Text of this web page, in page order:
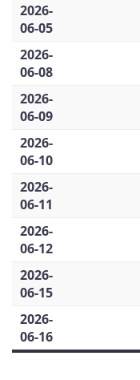
2026-
06-05
2026-
06-08
2026-
06-09
2026-
06-10
2026-
06-11
2026-
06-12
2026-
06-15
2026-
06-16